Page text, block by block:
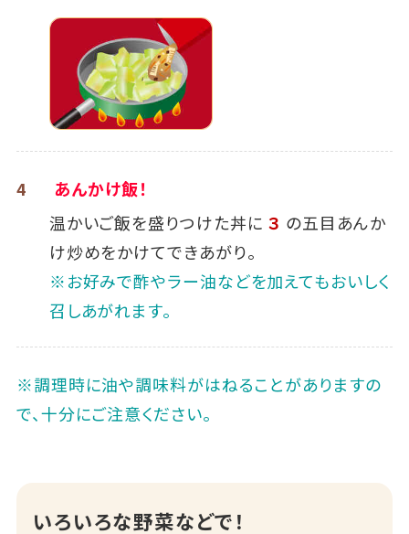
4
あんかけ飯！
温かいご飯を盛りつけた丼に ３ の五目あんか
け炒めをかけてできあがり。
※お好みで酢やラー油などを加えてもおいしく
召しあがれます。
※調理時に油や調味料がはねることがありますの
で、十分にご注意ください｡
いろいろな野菜などで！